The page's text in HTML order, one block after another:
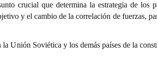
crucial que determina la estrategia de los
y el cambio de la correlación de fuerzas,
Unión Soviética y los demás países de la